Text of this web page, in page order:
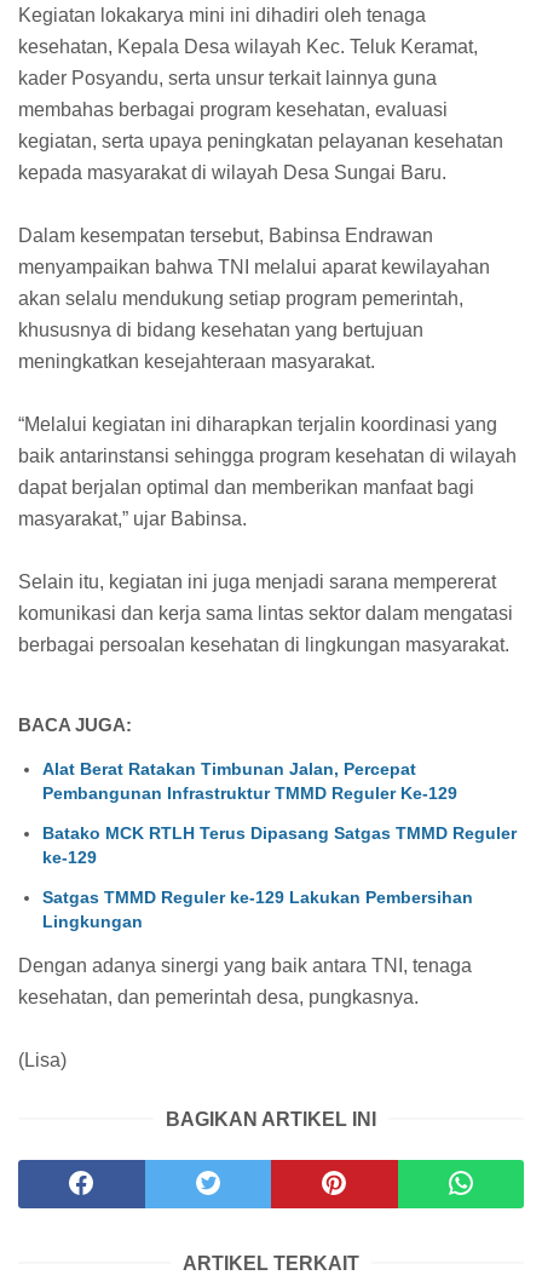
Kegiatan lokakarya mini ini dihadiri oleh tenaga
kesehatan, Kepala Desa wilayah Kec. Teluk Keramat,
kader Posyandu, serta unsur terkait lainnya guna
membahas berbagai program kesehatan, evaluasi
kegiatan, serta upaya peningkatan pelayanan kesehatan
kepada masyarakat di wilayah Desa Sungai Baru.
Dalam kesempatan tersebut, Babinsa Endrawan
menyampaikan bahwa TNI melalui aparat kewilayahan
akan selalu mendukung setiap program pemerintah,
khususnya di bidang kesehatan yang bertujuan
meningkatkan kesejahteraan masyarakat.
“Melalui kegiatan ini diharapkan terjalin koordinasi yang
baik antarinstansi sehingga program kesehatan di wilayah
dapat berjalan optimal dan memberikan manfaat bagi
masyarakat,” ujar Babinsa.
Selain itu, kegiatan ini juga menjadi sarana mempererat
komunikasi dan kerja sama lintas sektor dalam mengatasi
berbagai persoalan kesehatan di lingkungan masyarakat.
BACA JUGA:
Alat Berat Ratakan Timbunan Jalan, Percepat
Pembangunan Infrastruktur TMMD Reguler Ke-129
Batako MCK RTLH Terus Dipasang Satgas TMMD Reguler
ke-129
Satgas TMMD Reguler ke-129 Lakukan Pembersihan
Lingkungan
Dengan adanya sinergi yang baik antara TNI, tenaga
kesehatan, dan pemerintah desa, pungkasnya.
(Lisa)
BAGIKAN ARTIKEL INI
ARTIKEL TERKAIT